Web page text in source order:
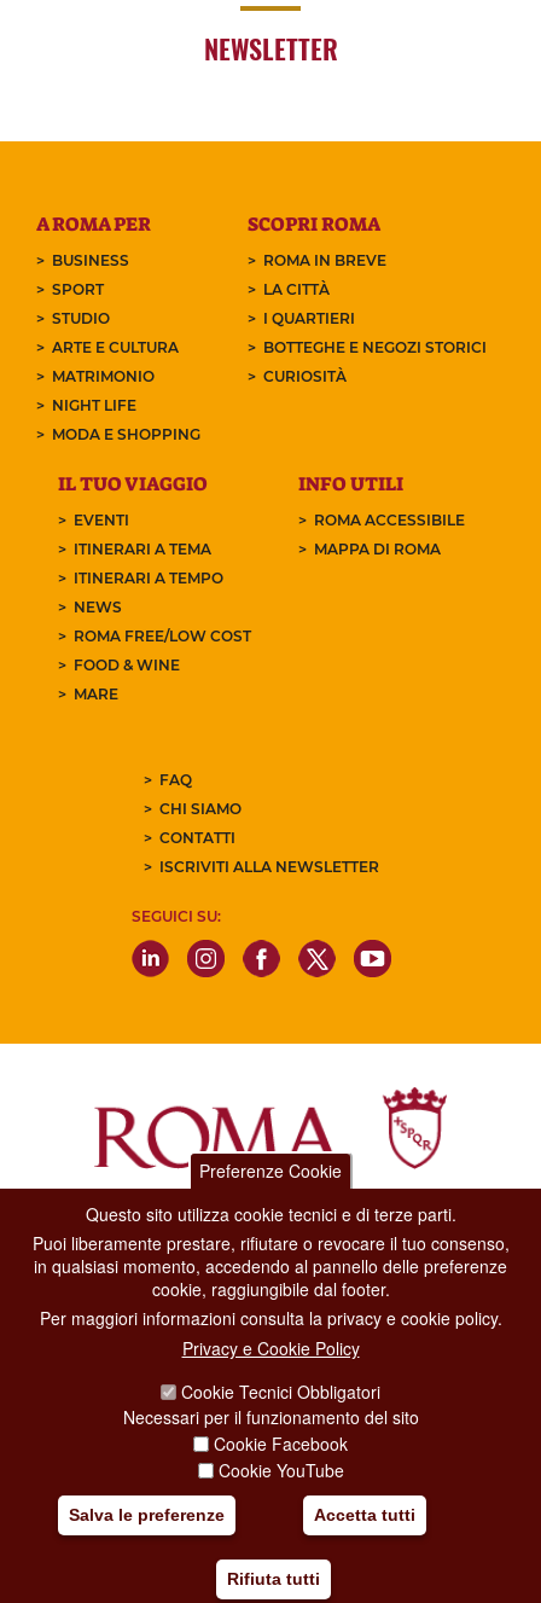
NEWSLETTER
A ROMA PER
BUSINESS
SPORT
STUDIO
ARTE E CULTURA
MATRIMONIO
NIGHT LIFE
MODA E SHOPPING
SCOPRI ROMA
ROMA IN BREVE
LA CITTÀ
I QUARTIERI
BOTTEGHE E NEGOZI STORICI
CURIOSITÀ
IL TUO VIAGGIO
EVENTI
ITINERARI A TEMA
ITINERARI A TEMPO
NEWS
ROMA FREE/LOW COST
FOOD & WINE
MARE
INFO UTILI
ROMA ACCESSIBILE
MAPPA DI ROMA
FAQ
CHI SIAMO
CONTATTI
ISCRIVITI ALLA NEWSLETTER
SEGUICI SU:
Dipartimento Grandi Eventi, Sport, Turismo e Moda.
Via di San Basilio, 51
00187 Roma
CONTACT CENTER TEL. 06 06 08
CONTATTA LA REDAZIONE
SOCIAL MEDIA POLICY
COPYRIGHT
Preferenze Cookie
Questo sito utilizza cookie tecnici e di terze parti.
Puoi liberamente prestare, rifiutare o revocare il tuo consenso,
in qualsiasi momento, accedendo al pannello delle preferenze
cookie, raggiungibile dal footer.
Per maggiori informazioni consulta la privacy e cookie policy.
Privacy e Cookie Policy
Cookie Tecnici Obbligatori
Necessari per il funzionamento del sito
Cookie Facebook
Cookie YouTube
Salva le preferenze Accetta tutti
Rifiuta tutti